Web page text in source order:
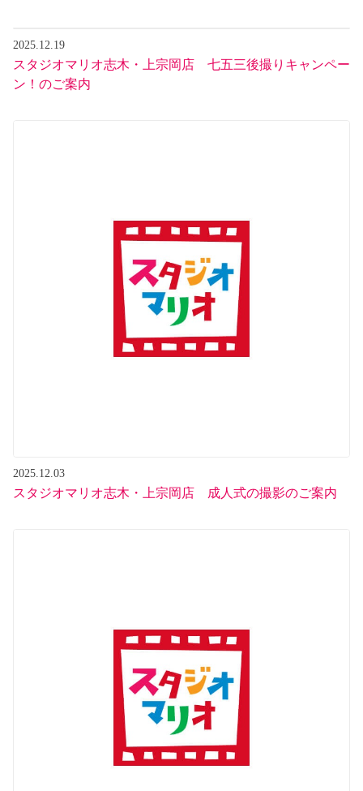
2025.12.19
スタジオマリオ志木・上宗岡店 七五三後撮りキャンペー
ン！のご案内
2025.12.03
スタジオマリオ志木・上宗岡店 成人式の撮影のご案内